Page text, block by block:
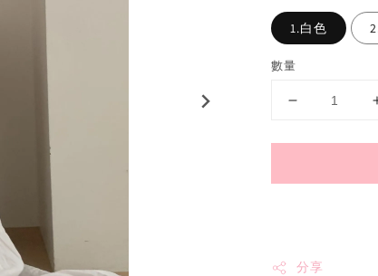
1.白色
數量
分享